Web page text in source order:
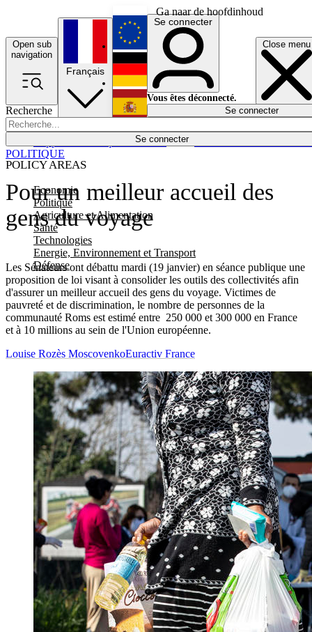
Ga naar de hoofdinhoud
Open sub
navigation
Close menu
Recherche
Se connecter
POLICY AREAS
Economie
Politique
Agriculture et Alimentation
Santé
Technologies
Energie, Environnement et Transport
Défense
Économie
Français
English
Deutsch
Español
Se connecter
Vous êtes déconnecté.
Se connecter
Pour un meilleur accueil des
gens du voyage
Les Sénateurs ont débattu mardi (19 janvier) en séance publique une
proposition de loi visant à consolider les outils des collectivités afin
d'assurer un meilleur accueil des gens du voyage. Victimes de
pauvreté et de discrimination, le nombre de personnes de la
communauté Roms est estimé entre 250 000 et 300 000 en France
et à 10 millions au sein de l'Union européenne.
POLITIQUE
Louise Rozès MoscovenkoEuractiv France